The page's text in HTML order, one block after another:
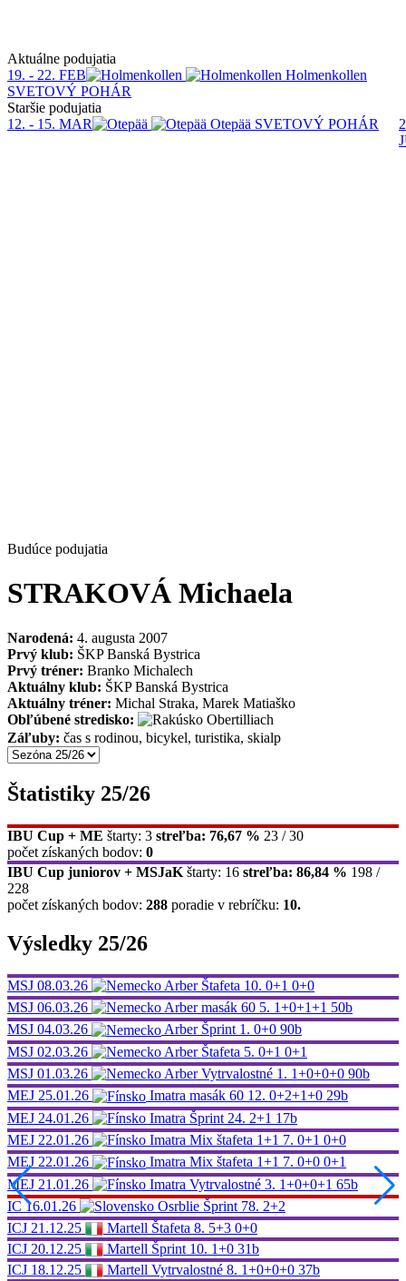
Aktuálne podujatia
19. - 22. FEB
Holmenkollen
SVETOVÝ POHÁR
Staršie podujatia
12. - 15. MAR
Otepää SVETOVÝ POHÁR
Budúce podujatia
STRAKOVÁ Michaela
Narodená: 4. augusta 2007
Prvý klub: ŠKP Banská Bystrica
Prvý tréner: Branko Michalech
Aktuálny klub: ŠKP Banská Bystrica
Aktuálny tréner: Michal Straka, Marek Matiaško
Obľúbené stredisko:
Obertilliach
Záľuby: čas s rodinou, bicykel, turistika, skialp
Štatistiky 25/26
IBU Cup + ME štarty: 3 streľba: 76,67 % 23 / 30
počet získaných bodov: 0
IBU Cup juniorov + MSJaK štarty: 16 streľba: 86,84 % 198 /
228
počet získaných bodov: 288 poradie v rebríčku: 10.
Výsledky 25/26
MSJ 08.03.26 Arber Štafeta 10. 0+1 0+0
MSJ 06.03.26 Arber masák 60 5. 1+0+1+1 50b
MSJ 04.03.26 Arber Šprint 1. 0+0 90b
MSJ 02.03.26 Arber Štafeta 5. 0+1 0+1
MSJ 01.03.26 Arber Vytrvalostné 1. 1+0+0+0 90b
MEJ 25.01.26 Imatra masák 60 12. 0+2+1+0 29b
MEJ 24.01.26 Imatra Šprint 24. 2+1 17b
MEJ 22.01.26 Imatra Mix štafeta 1+1 7. 0+1 0+0
MEJ 22.01.26 Imatra Mix štafeta 1+1 7. 0+0 0+1
MEJ 21.01.26 Imatra Vytrvalostné 3. 1+0+0+1 65b
IC 16.01.26 Osrblie Šprint 78. 2+2
ICJ 21.12.25 Martell Štafeta 8. 5+3 0+0
ICJ 20.12.25 Martell Šprint 10. 1+0 31b
ICJ 18.12.25 Martell Vytrvalostné 8. 1+0+0+0 37b